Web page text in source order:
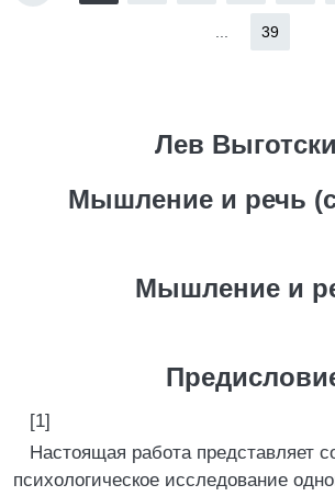
39
Лев
Мышление и речь
Мышление и
[1]
Настоящая работа представляет
психологическое исследование